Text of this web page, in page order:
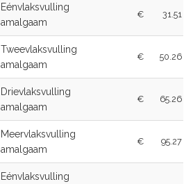
Eénvlaksvulling
amalgaam
€ 31.51
Tweevlaksvulling
amalgaam
€ 50.26
Drievlaksvulling
amalgaam
€ 65.26
Meervlaksvulling
amalgaam
€ 95.27
Eénvlaksvulling